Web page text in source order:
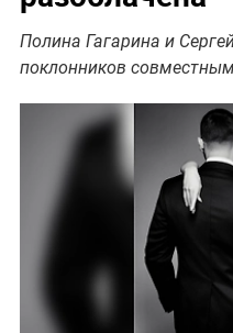
Полина Гагарина и
поклонников